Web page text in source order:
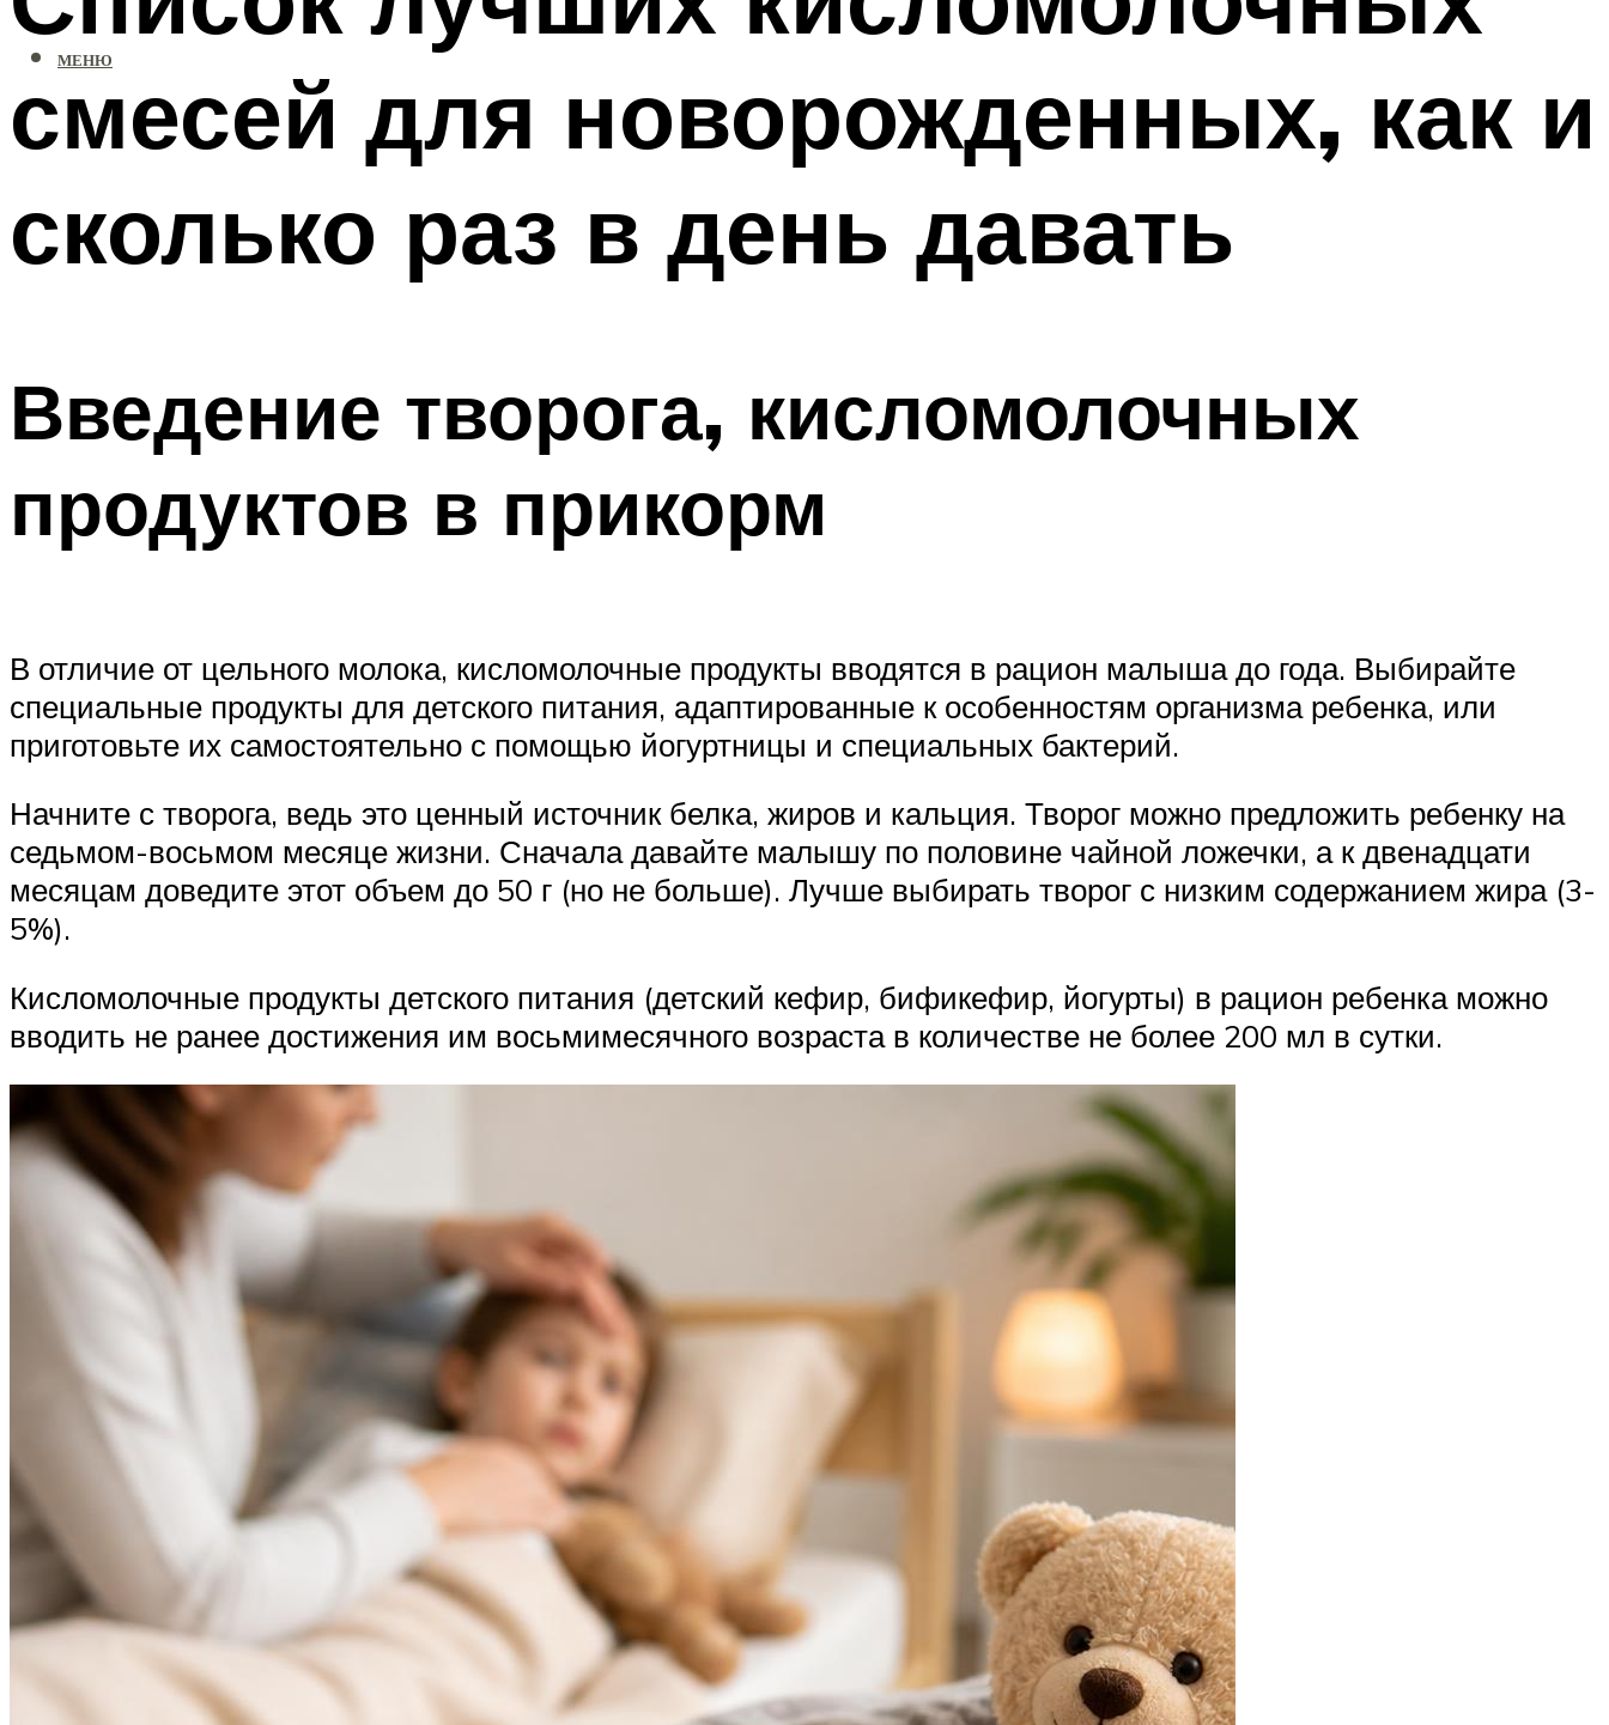
МЕНЮ
смесей для новорожденных, как и
сколько раз в день давать
Введение творога, кисломолочных
продуктов в прикорм
В отличие от цельного молока, кисломолочные продукты вводятся в рацион малыша до года. Выбирайте
специальные продукты для детского питания, адаптированные к особенностям организма ребенка, или
приготовьте их самостоятельно с помощью йогуртницы и специальных бактерий.
Начните с творога, ведь это ценный источник белка, жиров и кальция. Творог можно предложить ребенку на
седьмом-восьмом месяце жизни. Сначала давайте малышу по половине чайной ложечки, а к двенадцати
месяцам доведите этот объем до 50 г (но не больше). Лучше выбирать творог с низким содержанием жира (3-
5%).
Кисломолочные продукты детского питания (детский кефир, бификефир, йогурты) в рацион ребенка можно
вводить не ранее достижения им восьмимесячного возраста в количестве не более 200 мл в сутки.